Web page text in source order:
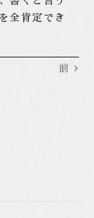
全肯定でき
前